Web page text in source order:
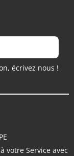
écrivez nous !
votre Service avec